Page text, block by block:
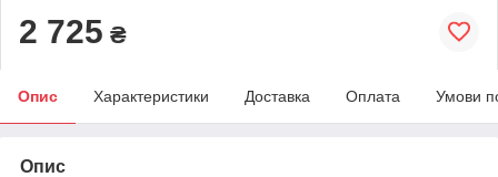
2 725 ₴
Опис Характеристики Доставка Оплата Умови
Опис